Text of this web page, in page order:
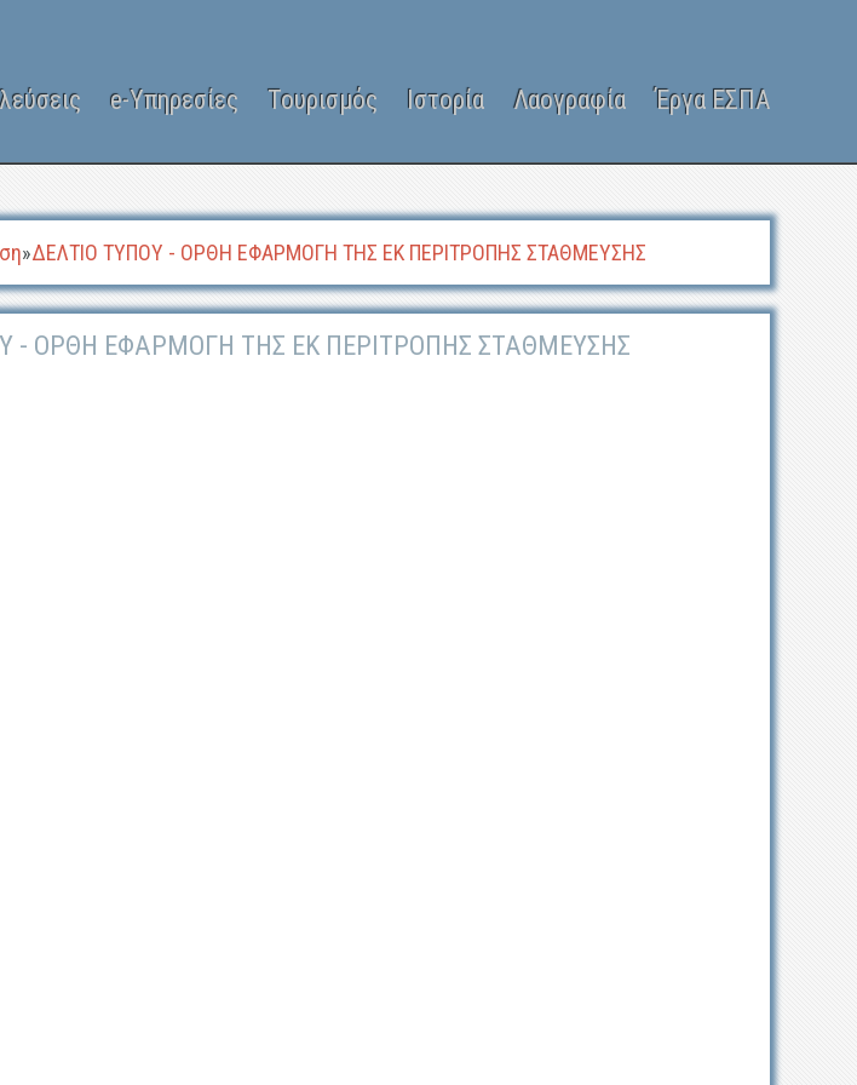
e-Υπηρεσίες Τουρισμός Ιστορία Λαογραφία Έργα ΕΣΠΑ
»ΔΕΛΤΙΟ ΤΥΠΟΥ - ΟΡΘΗ ΕΦΑΡΜΟΓΗ ΤΗΣ ΕΚ ΠΕΡΙΤΡΟΠΗΣ ΣΤΑΘΜΕΥΣΗΣ
- ΟΡΘΗ ΕΦΑΡΜΟΓΗ ΤΗΣ ΕΚ ΠΕΡΙΤΡΟΠΗΣ ΣΤΑΘΜΕΥΣΗΣ